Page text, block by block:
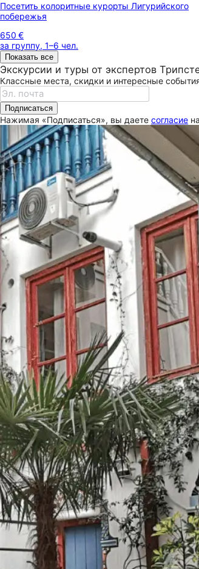
Посетить колоритные курорты Лигурийского
побережья
650 €
за группу, 1–6 чел.
Показать все
Экскурсии и туры от экспертов
Классные места, скидки и интересные
Подписаться
Нажимая «Подписаться», вы даете согласие